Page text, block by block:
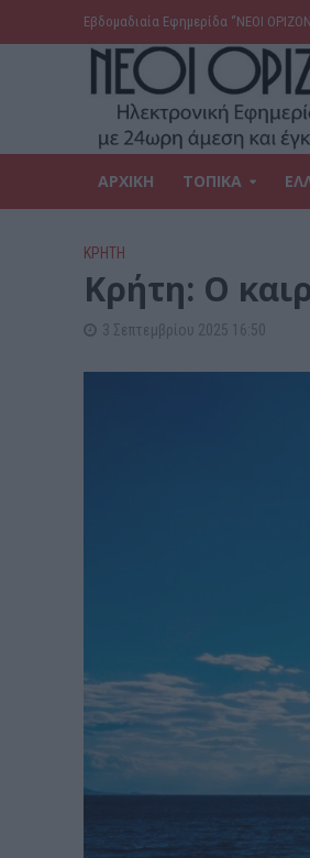
Εβδομαδιαία Εφημερίδα ‘’ΝΕΟΙ
ΑΡΧΙΚΗ ΤΟΠΙΚΑ
ΚΡΗΤΗ
Κρήτη: Ο
3 Σεπτεμβρίου 2025 16:50